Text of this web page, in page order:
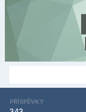
PŘÍSPĚVKY